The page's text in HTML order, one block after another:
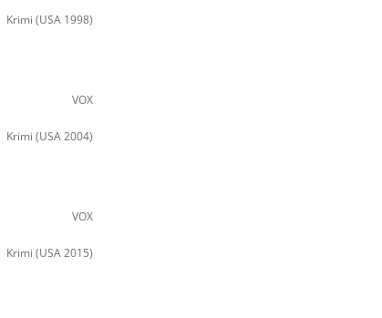
Krimi (USA 1998)
VOX
Krimi (USA 2004)
VOX
Krimi (USA 2015)